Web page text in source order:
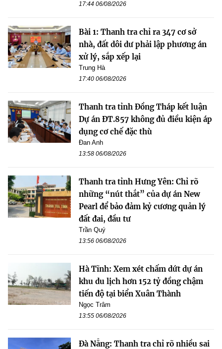
17:44 06/08/2026
Bài 1: Thanh tra chỉ ra 347 cơ sở
nhà, đất dôi dư phải lập phương án
xử lý, sắp xếp lại
Trung Hà
17:40 06/08/2026
Thanh tra tỉnh Đồng Tháp kết luận
Dự án ĐT.857 không đủ điều kiện áp
dụng cơ chế đặc thù
Đan Anh
13:58 06/08/2026
Thanh tra tỉnh Hưng Yên: Chỉ rõ
những “nút thắt” của dự án New
Pearl để bảo đảm kỷ cương quản lý
đất đai, đầu tư
Trần Quý
13:56 06/08/2026
Hà Tĩnh: Xem xét chấm dứt dự án
khu du lịch hơn 152 tỷ đồng chậm
tiến độ tại biển Xuân Thành
Ngọc Trâm
13:55 06/08/2026
Đà Nẵng: Thanh tra chỉ rõ nhiều sai